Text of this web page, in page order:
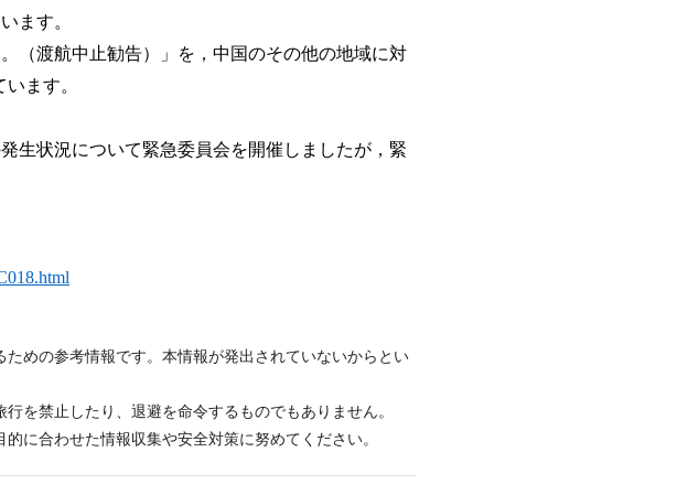
ます。
（渡航中止勧告）」を，中国のその他の地域に対
ます。
生状況について緊急委員会を開催しましたが，緊
めの参考情報です。本情報が発出されていないからとい
を禁止したり、退避を命令するものでもありません。
に合わせた情報収集や安全対策に努めてください。